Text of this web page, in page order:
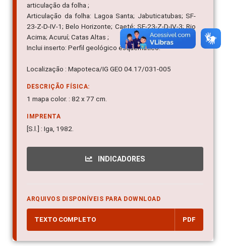
articulação da folha ;
Articulação da folha: Lagoa Santa; Jabuticatubas; SF-
23-Z-D-IV-1; Belo Horizonte; Caeté; SE-23-Z-D-IV-3; Rio
Acima; Acuruí; Catas Altas ;
Inclui inserto: Perfil geológico esquemático.
Localização : Mapoteca/IG GEO 04.17/031-005
DESCRIÇÃO FÍSICA:
1 mapa color. : 82 x 77 cm.
IMPRENTA
[S.l.] : Iga, 1982.
INDICADORES
ARQUIVOS DISPONÍVEIS PARA DOWNLOAD
TEXTO COMPLETO PDF